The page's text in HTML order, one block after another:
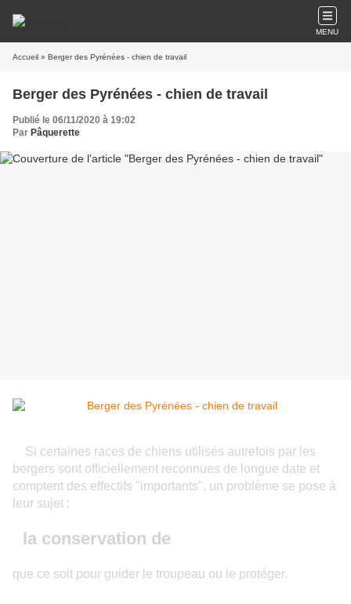
MENU
Accueil » Berger des Pyrénées - chien de travail
Berger des Pyrénées - chien de travail
Publié le 06/11/2020 à 19:02
Par Pâquerette
Si certaines races de chiens utilisés autrefois par les
bergers sont officiellement reconnues de longue date et
comptent des effectifs "importants", un problème se pose à
leur sujet :
la conservation de
que ce soit pour guider le troupeau ou le protéger.